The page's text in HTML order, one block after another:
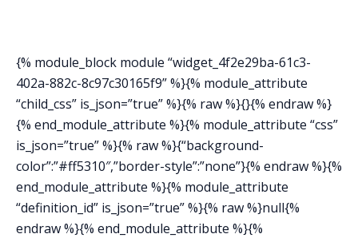
{% module_block module “widget_4f2e29ba-61c3-
402a-882c-8c97c30165f9” %}{% module_attribute
“child_css” is_json=”true” %}{% raw %}{}{% endraw %}
{% end_module_attribute %}{% module_attribute “css”
is_json=”true” %}{% raw %}{“background-
color”:”#ff5310″,”border-style”:”none”}{% endraw %}{%
end_module_attribute %}{% module_attribute
“definition_id” is_json=”true” %}{% raw %}null{%
endraw %}{% end_module_attribute %}{%